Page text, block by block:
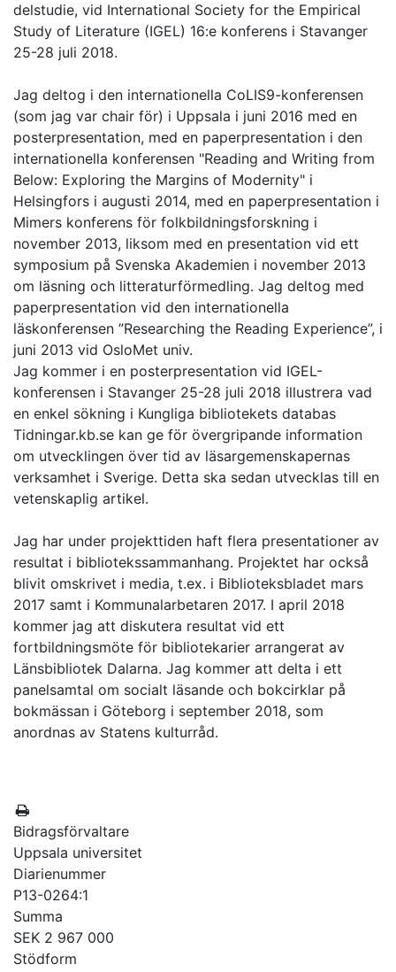
delstudie, vid International Society for the Empirical
Study of Literature (IGEL) 16:e konferens i Stavanger
25-28 juli 2018.
Jag deltog i den internationella CoLIS9-konferensen
(som jag var chair för) i Uppsala i juni 2016 med en
posterpresentation, med en paperpresentation i den
internationella konferensen "Reading and Writing from
Below: Exploring the Margins of Modernity" i
Helsingfors i augusti 2014, med en paperpresentation i
Mimers konferens för folkbildningsforskning i
november 2013, liksom med en presentation vid ett
symposium på Svenska Akademien i november 2013
om läsning och litteraturförmedling. Jag deltog med
paperpresentation vid den internationella
läskonferensen ”Researching the Reading Experience”, i
juni 2013 vid OsloMet univ.
Jag kommer i en posterpresentation vid IGEL-
konferensen i Stavanger 25-28 juli 2018 illustrera vad
en enkel sökning i Kungliga bibliotekets databas
Tidningar.kb.se kan ge för övergripande information
om utvecklingen över tid av läsargemenskapernas
verksamhet i Sverige. Detta ska sedan utvecklas till en
vetenskaplig artikel.
Jag har under projekttiden haft flera presentationer av
resultat i bibliotekssammanhang. Projektet har också
blivit omskrivet i media, t.ex. i Biblioteksbladet mars
2017 samt i Kommunalarbetaren 2017. I april 2018
kommer jag att diskutera resultat vid ett
fortbildningsmöte för bibliotekarier arrangerat av
Länsbibliotek Dalarna. Jag kommer att delta i ett
panelsamtal om socialt läsande och bokcirklar på
bokmässan i Göteborg i september 2018, som
anordnas av Statens kulturråd.
Bidragsförvaltare
Uppsala universitet
Diarienummer
P13-0264:1
Summa
SEK 2 967 000
Stödform